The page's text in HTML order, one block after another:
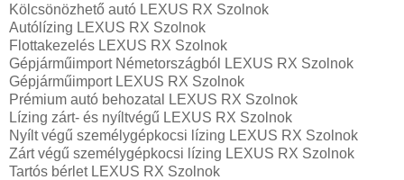
Kölcsönözhető autó LEXUS RX Szolnok
Autólízing LEXUS RX Szolnok
Flottakezelés LEXUS RX Szolnok
Gépjárműimport Németországból LEXUS RX Szolnok
Gépjárműimport LEXUS RX Szolnok
Prémium autó behozatal LEXUS RX Szolnok
Lízing zárt- és nyíltvégű LEXUS RX Szolnok
Nyílt végű személygépkocsi lízing LEXUS RX Szolnok
Zárt végű személygépkocsi lízing LEXUS RX Szolnok
Tartós bérlet LEXUS RX Szolnok